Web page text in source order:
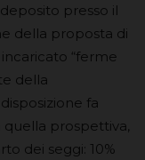
presso il
della proposta di
“ferme
della
fa
prospettiva,
dei seggi: 10%